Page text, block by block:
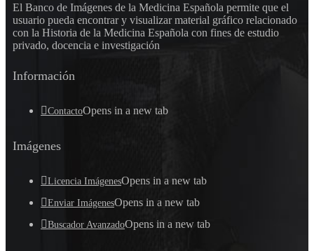
El Banco de Imágenes de la Medicina Española permite que el
usuario pueda encontrar y visualizar material gráfico relacionado
con la Historia de la Medicina Española con fines de estudio
privado, docencia e investigación
Información
ContactoOpens in a new tab
Imágenes
Licencia ImágenesOpens in a new tab
Enviar ImágenesOpens in a new tab
Buscador AvanzadoOpens in a new tab